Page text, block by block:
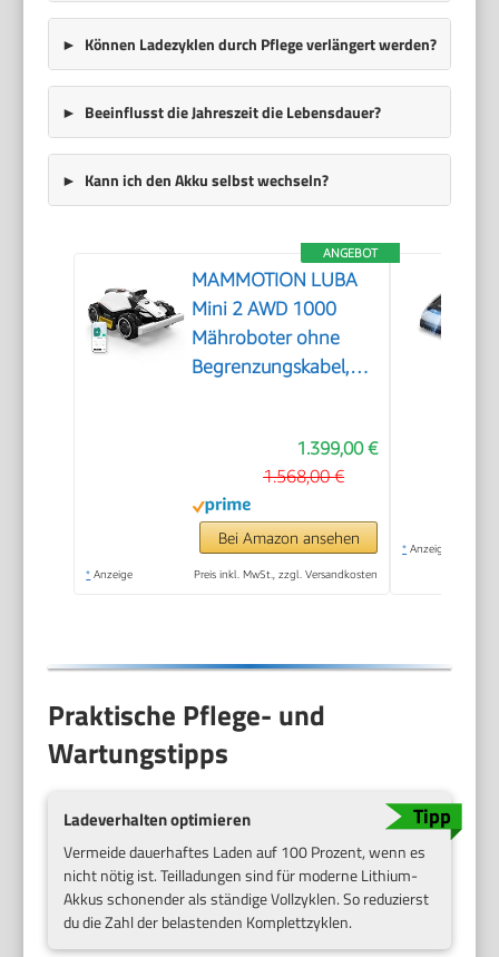
Können Ladezyklen durch Pflege verlängert werden?
Beeinflusst die Jahreszeit die Lebensdauer?
Kann ich den Akku selbst wechseln?
ANGEBOT
MAMMOTION LUBA
Mini 2 AWD 1000
Mähroboter ohne
Begrenzungskabel,
1.399,00 €
1.568,00 €
Bei Amazon ansehen
* Anzeige Preis inkl. MwSt., zzgl. Versandkosten
* Anzeige
Praktische Pflege- und
Wartungstipps
Ladeverhalten optimieren
Vermeide dauerhaftes Laden auf 100 Prozent, wenn es
nicht nötig ist. Teilladungen sind für moderne Lithium-
Akkus schonender als ständige Vollzyklen. So reduzierst
du die Zahl der belastenden Komplettzyklen.